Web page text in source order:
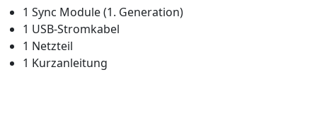
1 Sync Module (1. Generation)
1 USB-Stromkabel
1 Netzteil
1 Kurzanleitung